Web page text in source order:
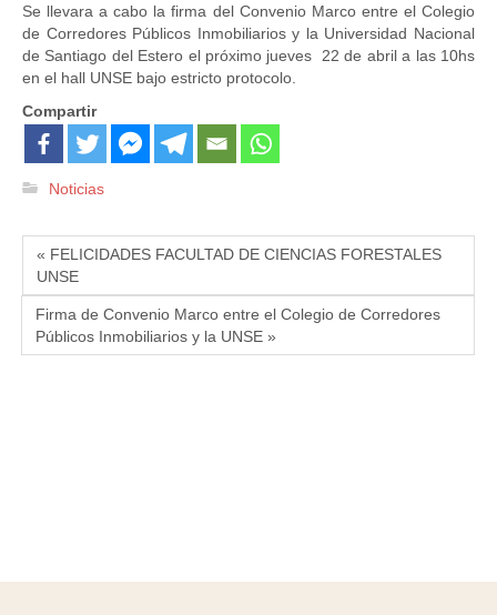
Se llevara a cabo la firma del Convenio Marco entre el Colegio
de Corredores Públicos Inmobiliarios y la Universidad Nacional
de Santiago del Estero el próximo jueves 22 de abril a las 10hs
en el hall UNSE bajo estricto protocolo.
Compartir
Noticias
« FELICIDADES FACULTAD DE CIENCIAS FORESTALES
UNSE
Firma de Convenio Marco entre el Colegio de Corredores
Públicos Inmobiliarios y la UNSE »